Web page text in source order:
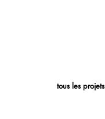
tous les projets